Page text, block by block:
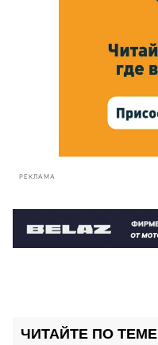
РЕКЛАМА
ЧИТАЙТЕ ПО ТЕМЕ